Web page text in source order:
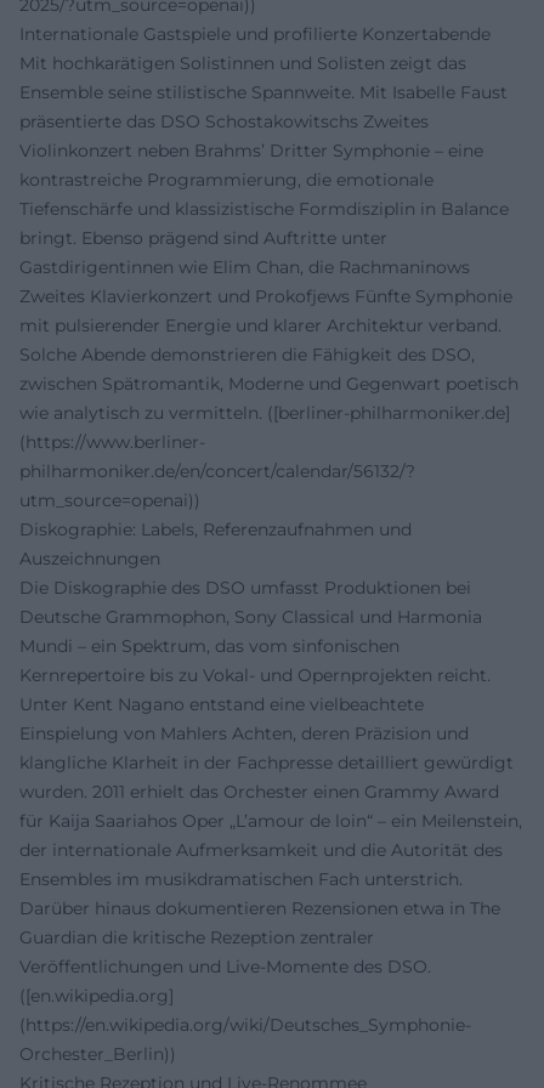
2025/?utm_source=openai))
Internationale Gastspiele und profilierte Konzertabende
Mit hochkarätigen Solistinnen und Solisten zeigt das
Ensemble seine stilistische Spannweite. Mit Isabelle Faust
präsentierte das DSO Schostakowitschs Zweites
Violinkonzert neben Brahms’ Dritter Symphonie – eine
kontrastreiche Programmierung, die emotionale
Tiefenschärfe und klassizistische Formdisziplin in Balance
bringt. Ebenso prägend sind Auftritte unter
Gastdirigentinnen wie Elim Chan, die Rachmaninows
Zweites Klavierkonzert und Prokofjews Fünfte Symphonie
mit pulsierender Energie und klarer Architektur verband.
Solche Abende demonstrieren die Fähigkeit des DSO,
zwischen Spätromantik, Moderne und Gegenwart poetisch
wie analytisch zu vermitteln. ([berliner-philharmoniker.de]
(https://www.berliner-
philharmoniker.de/en/concert/calendar/56132/?
utm_source=openai))
Diskographie: Labels, Referenzaufnahmen und
Auszeichnungen
Die Diskographie des DSO umfasst Produktionen bei
Deutsche Grammophon, Sony Classical und Harmonia
Mundi – ein Spektrum, das vom sinfonischen
Kernrepertoire bis zu Vokal- und Opernprojekten reicht.
Unter Kent Nagano entstand eine vielbeachtete
Einspielung von Mahlers Achten, deren Präzision und
klangliche Klarheit in der Fachpresse detailliert gewürdigt
wurden. 2011 erhielt das Orchester einen Grammy Award
für Kaija Saariahos Oper „L’amour de loin“ – ein Meilenstein,
der internationale Aufmerksamkeit und die Autorität des
Ensembles im musikdramatischen Fach unterstrich.
Darüber hinaus dokumentieren Rezensionen etwa in The
Guardian die kritische Rezeption zentraler
Veröffentlichungen und Live-Momente des DSO.
([en.wikipedia.org]
(https://en.wikipedia.org/wiki/Deutsches_Symphonie-
Orchester_Berlin))
Kritische Rezeption und Live-Renommee